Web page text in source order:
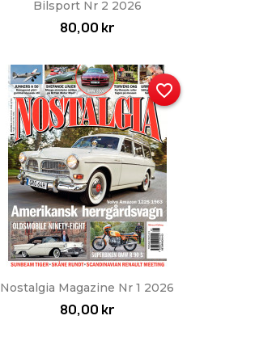
Bilsport Nr 2 2026
80,00 kr
Snabbvy
Nostalgia Magazine Nr 1 2026
80,00 kr
favorite_border